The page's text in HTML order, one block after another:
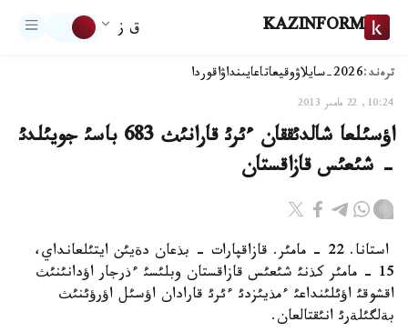
KAZINFORM ق ز
ترەند:2026-سايلاۋ وقيعاتاعايىنداۋاقوردا
10:24, 22 مامىر 2013
اؤسئلعا شالدئققان ءئرئ قارانئث 683 باسئ جويئلدئ
- شئعئس قازاقستان
استانا. 22 - مامئر. قازاقپارات - بذعان دةيئن ايتئلعانداي،
15 - مامئر كذنئ شئعئس قازاقستان وبلئسئ ءذرجار اؤدانئنئث
اقشوقئ اؤئلئنداعئ ءمذيئزدئ ءئرئ قارادان اؤسئل اؤرؤئنئث
بةلگئلةرئ انئقتالعان.